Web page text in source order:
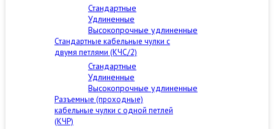
Стандартные
Удлиненные
Высокопрочные удлиненные
Стандартные кабельные чулки с
двумя петлями (КЧС/2)
Стандартные
Удлиненные
Высокопрочные удлиненные
Разъемные (проходные)
кабельные чулки с одной петлей
(КЧР)